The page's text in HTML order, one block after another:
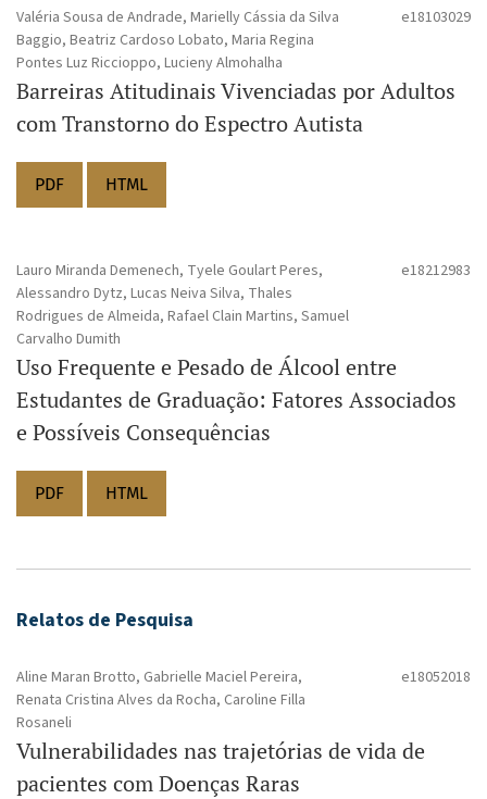
Valéria Sousa de Andrade, Marielly Cássia da Silva
Baggio, Beatriz Cardoso Lobato, Maria Regina
Pontes Luz Riccioppo, Lucieny Almohalha
e18103029
Barreiras Atitudinais Vivenciadas por Adultos
com Transtorno do Espectro Autista
PDF HTML
Lauro Miranda Demenech, Tyele Goulart Peres,
Alessandro Dytz, Lucas Neiva Silva, Thales
Rodrigues de Almeida, Rafael Clain Martins, Samuel
Carvalho Dumith
e18212983
Uso Frequente e Pesado de Álcool entre
Estudantes de Graduação: Fatores Associados
e Possíveis Consequências
PDF HTML
Relatos de Pesquisa
Aline Maran Brotto, Gabrielle Maciel Pereira,
Renata Cristina Alves da Rocha, Caroline Filla
Rosaneli
e18052018
Vulnerabilidades nas trajetórias de vida de
pacientes com Doenças Raras